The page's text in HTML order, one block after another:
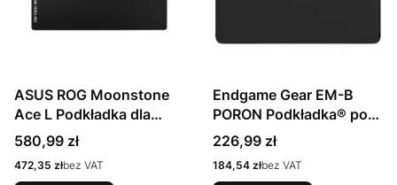
ASUS ROG Moonstone
Ace L Podkładka dla
graczy Czarny
Cena
580,99 zł
Cena
472,35 złbez VAT
Endgame Gear EM-B
PORON Podkładka® pod
mysz dla graczy -
Cena
226,99 zł
Cena
184,54 złbez VAT